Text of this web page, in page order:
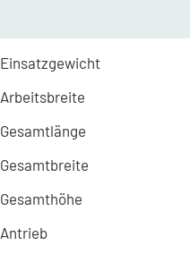
Einsatzgewicht
Arbeitsbreite
Gesamtlänge
Gesamtbreite
Gesamthöhe
Antrieb